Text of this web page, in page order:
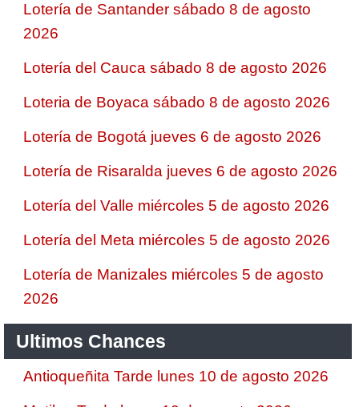
Lotería de Santander sábado 8 de agosto
2026
Lotería del Cauca sábado 8 de agosto 2026
Loteria de Boyaca sábado 8 de agosto 2026
Lotería de Bogotá jueves 6 de agosto 2026
Lotería de Risaralda jueves 6 de agosto 2026
Lotería del Valle miércoles 5 de agosto 2026
Lotería del Meta miércoles 5 de agosto 2026
Lotería de Manizales miércoles 5 de agosto
2026
Ultimos Chances
Antioqueñita Tarde lunes 10 de agosto 2026